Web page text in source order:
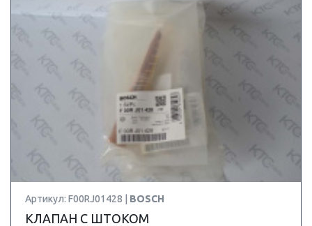
Артикул: F00RJ01428 | BOSCH
КЛАПАН С ШТОКОМ